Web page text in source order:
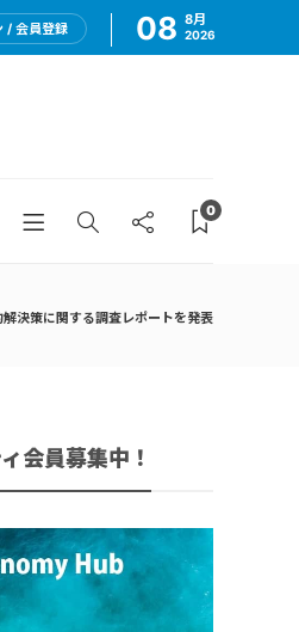
/ 会員登録 08 8月
2026
0
決策に関する調査レポートを発表
会員募集中！